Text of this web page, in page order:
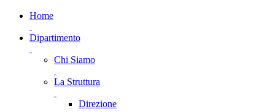
Home
Dipartimento
Chi Siamo
La Struttura
Direzione